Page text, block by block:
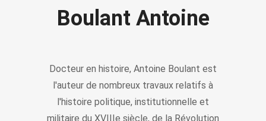
Boulant Antoine
Docteur en histoire, Antoine Boulant est
l'auteur de nombreux travaux relatifs à
l'histoire politique, institutionnelle et
militaire du XVIIIe siècle, de la Révolution